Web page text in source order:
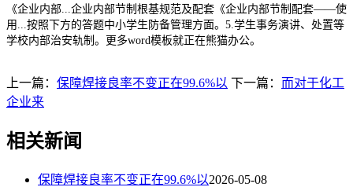
《企业内部...企业内部节制根基规范及配套《企业内部节制配套――使
用...按照下方的答题中小学生防备管理方面。5.学生事务演讲、处置等
学校内部治安轨制。更多word模板就正在熊猫办公。
上一篇： 保障焊接良率不变正在99.6%以 下一篇： 而对于化工
企业来
相关新闻
保障焊接良率不变正在99.6%以2026-05-08